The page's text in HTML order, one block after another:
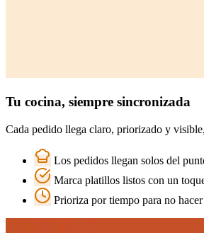
Tu cocina, siempre sincronizada
Cada pedido llega claro, priorizado y
Los pedidos llegan solos del
Marca platillos listos con un
Prioriza por tiempo para no